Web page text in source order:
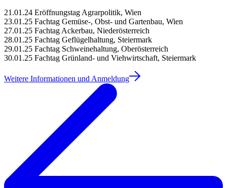
21.01.24 Eröffnungstag Agrarpolitik, Wien
23.01.25 Fachtag Gemüse-, Obst- und Gartenbau, Wien
27.01.25 Fachtag Ackerbau, Niederösterreich
28.01.25 Fachtag Geflügelhaltung, Steiermark
29.01.25 Fachtag Schweinehaltung, Oberösterreich
30.01.25 Fachtag Grünland- und Viehwirtschaft, Steiermark
Weitere Informationen und Anmeldung